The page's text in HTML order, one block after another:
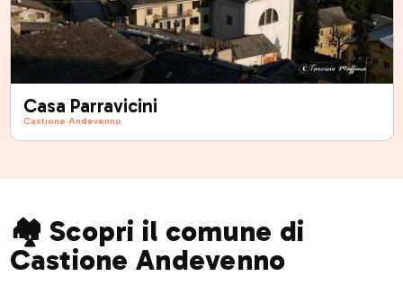
Casa Parravicini
Castione Andevenno
🏘️ Scopri il comune di
Castione Andevenno